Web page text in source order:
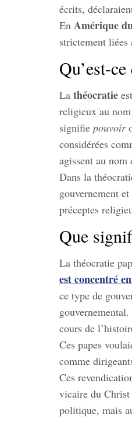
écrits,
En Amérique
strictement
Qu’est-
La théocratie
religieux au
signifie pouvoir
considérées
agissent au nom
Dans la
gouvernement
préceptes
Que
La théocratie
est concentré
ce type de
cours de
Ces papes
comme
Ces
vicaire du Christ
politique, mais